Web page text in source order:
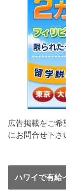
広告掲載をご希
にお問合せ下さ
ハワイで有給